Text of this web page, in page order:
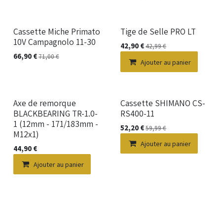
Cassette Miche Primato
10V Campagnolo 11-30
66,90 €71,00€
Tige de Selle PRO LT
42,90€42,99€
Ajouter au panier
Axe de remorque
BLACKBEARING TR-1.0-
1 (12mm - 171/183mm -
M12x1)
44,90 €
Ajouter au panier
Cassette SHIMANO CS-
RS400-11
52,20€59,99€
Ajouter au panier